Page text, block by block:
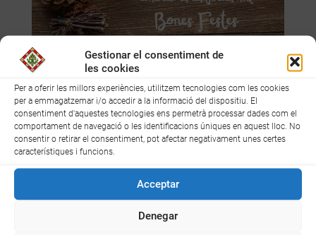
Gestionar el consentiment de
les cookies
Per a oferir les millors experiències, utilitzem tecnologies com les cookies
per a emmagatzemar i/o accedir a la informació del dispositiu. El
consentiment d'aquestes tecnologies ens permetrà processar dades com el
comportament de navegació o les identificacions úniques en aquest lloc. No
consentir o retirar el consentiment, pot afectar negativament unes certes
característiques i funcions.
Acceptar
Denegar
Nadal 2025